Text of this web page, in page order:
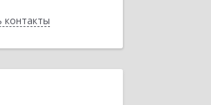
контакты